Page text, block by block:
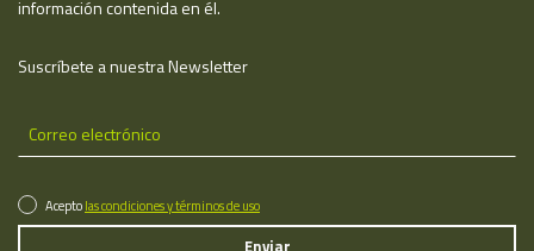
información contenida en él.
Suscríbete a nuestra Newsletter
Aceptolas condiciones y términos de uso